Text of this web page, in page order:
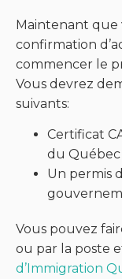
Maintenant que
confirmation
commencer le
Vous devrez
suivants:
Certificat
du Québec
Un permis
Vous pouvez
ou par la poste
d’Immigration